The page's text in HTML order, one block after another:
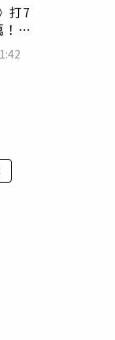
打7
！
價